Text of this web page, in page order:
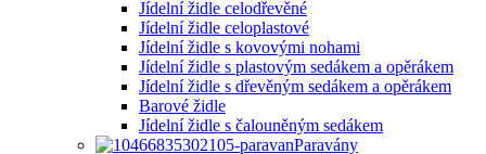
Jídelní židle celodřevěné
Jídelní židle celoplastové
Jídelní židle s kovovými nohami
Jídelní židle s plastovým sedákem a opěrákem
Jídelní židle s dřevěným sedákem a opěrákem
Barové židle
Jídelní židle s čalouněným sedákem
Paravány